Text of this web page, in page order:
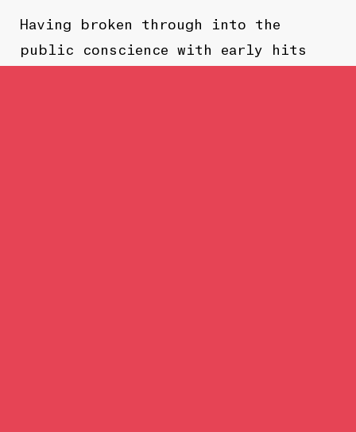
Having broken through into the
public conscience with early hits